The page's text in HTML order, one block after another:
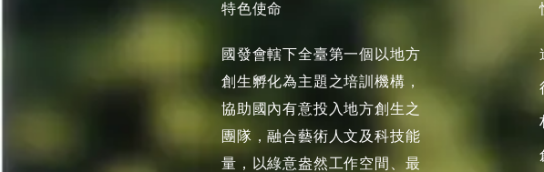
特色使命
國發會轄下全臺第一個以地方
創生孵化為主題之培訓機構，
協助國內有意投入地方創生之
團隊，融合藝術人文及科技能
量，以綠意盎然工作空間、最